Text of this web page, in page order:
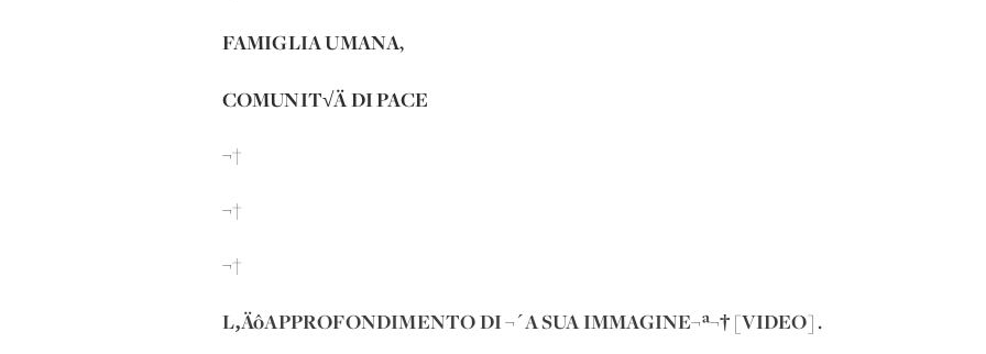
FAMIGLIA UMANA,
COMUNIT√Ä DI PACE
¬†
¬†
¬†
L‚ÄôAPPROFONDIMENTO DI ¬´A SUA IMMAGINE¬ª¬† [VIDEO] .